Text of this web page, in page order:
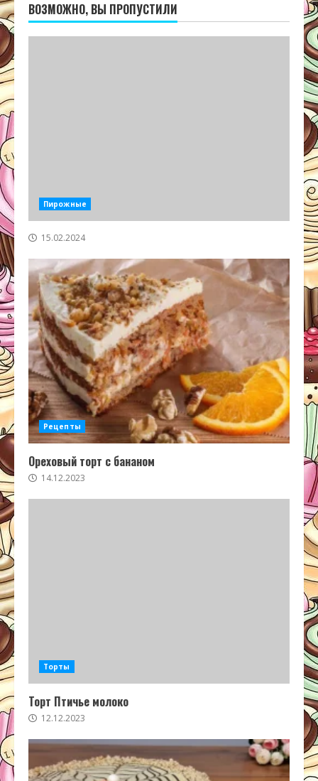
ВОЗМОЖНО, ВЫ ПРОПУСТИЛИ
Пирожные
15.02.2024
Рецепты
Ореховый торт с бананом
14.12.2023
Торты
Торт Птичье молоко
12.12.2023